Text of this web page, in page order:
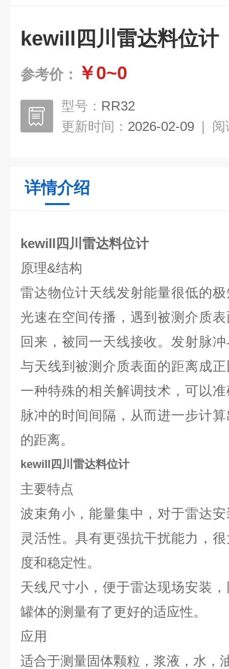
kewill四川雷达料位计
参考价： ￥0~0
型号： RR32
更新时间： 2026-02-09 | 阅
详情介绍
kewill四川雷达料位计
原理&结构
雷达物位计天线发射能量很低的
光速在空间传播，遇到被测介质
回来，被同一天线接收。发射脉
与天线到被测介质表面的距离成
一种特殊的相关解调技术，可以
脉冲的时间间隔，从而进一步计
的距离。
kewill四川雷达料位计
主要特点
波束角小，能量集中，对于雷达
灵活性。具有更强抗干扰能力，
度和稳定性。
天线尺寸小，便于雷达现场安装
罐体的测量有了更好的适应性。
应用
适合于测量固体颗粒，浆液，水，